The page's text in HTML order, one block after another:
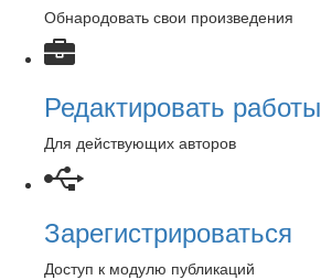
Обнародовать свои произведения
Редактировать работы
Для действующих авторов
Зарегистрироваться
Доступ к модулю публикаций